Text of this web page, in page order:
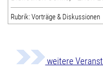
Rubrik: Vorträge & Diskussionen
weitere